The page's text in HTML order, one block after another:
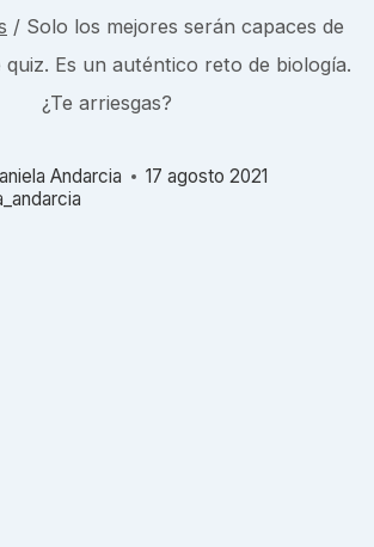
/ Solo los mejores serán capaces de
Es un auténtico reto de biología.
¿Te arriesgas?
Andarcia 17 agosto 2021